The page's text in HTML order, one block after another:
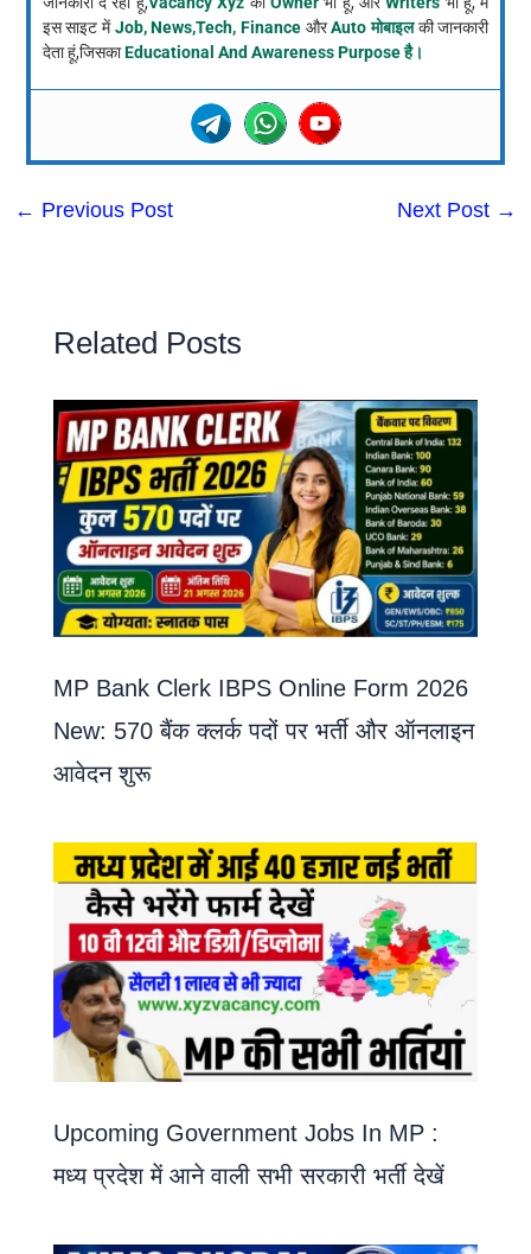
इस साइट मेंJob, News,Tech, Finance औरAuto मोबाइलकी जानकारी
देता हूं,जिसकाEducational And Awareness Purpose है।
← Previous Post Next Post →
Related Posts
MP Bank Clerk IBPS Online Form 2026
New: 570 बैंक क्लर्क पदों पर भर्ती और ऑनलाइन
आवेदन शुरू
Upcoming Government Jobs In MP :
मध्य प्रदेश में आने वाली सभी सरकारी भर्ती देखें